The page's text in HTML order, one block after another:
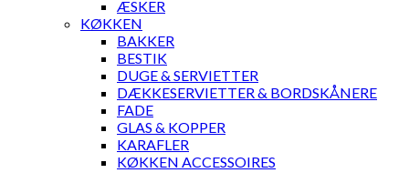
ÆSKER
KØKKEN
BAKKER
BESTIK
DUGE & SERVIETTER
DÆKKESERVIETTER & BORDSKÅNERE
FADE
GLAS & KOPPER
KARAFLER
KØKKEN ACCESSOIRES